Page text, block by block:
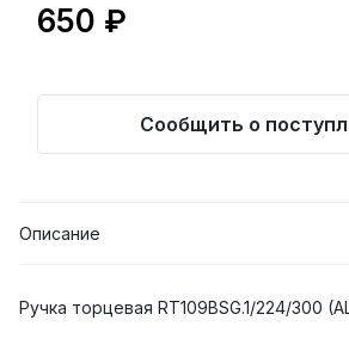
650 ₽
Сообщить о
Описание
Ручка торцевая RT109BSG.1/224/300